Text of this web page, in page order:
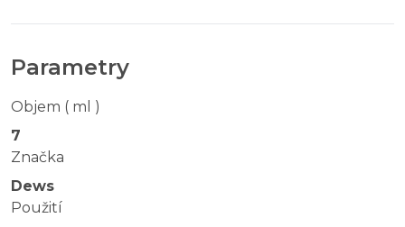
Parametry
Objem ( ml )
7
Značka
Dews
Použití